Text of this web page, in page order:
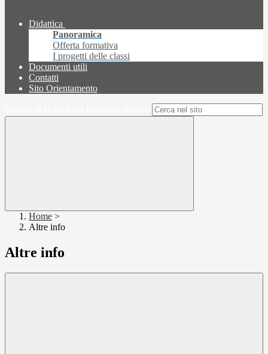
Didattica
Panoramica
Offerta formativa
I progetti delle classi
Documenti utili
Contatti
Sito Orientamento
Home >
Altre info
Altre info